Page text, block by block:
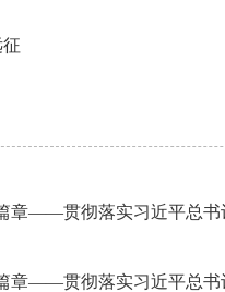
章——贯彻落实习近平总
章——贯彻落实习近平总